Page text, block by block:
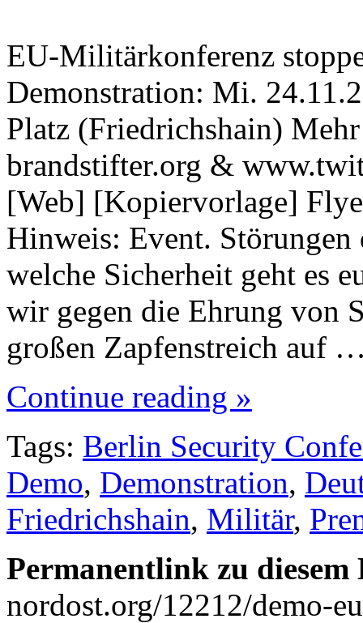
EU-Militärkonferenz
Demonstration: Mi.
Platz (Friedrichshain)
brandstifter.org &
[Web] [Kopiervorlage]
Hinweis: Event.
welche Sicherheit geht es
wir gegen die Ehrung von
großen Zapfenstreich auf
Continue reading »
Tags: Berlin Security
Demo, Demonstration,
Friedrichshain, Militär,
Permanentlink zu
nordost.org/12212/demo-